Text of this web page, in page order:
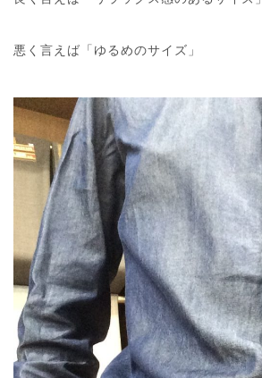
悪く言えば「ゆるめのサイズ」